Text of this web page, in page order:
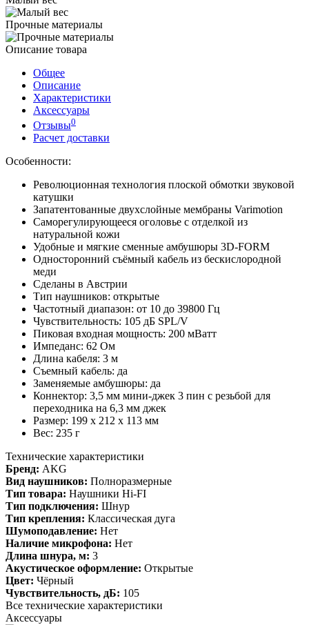
Прочные материалы
Описание товара
Общее
Описание
Характеристики
Аксессуары
Отзывы0
Расчет доставки
Особенности:
Революционная технология плоской обмотки звуковой
катушки
Запатентованные двухслойные мембраны Varimotion
Cаморегулирующееся оголовье с отделкой из
натуральной кожи
Удобные и мягкие сменные амбушюры 3D-FORM
Односторонний съёмный кабель из бескислородной
меди
Сделаны в Австрии
Тип наушников: открытые
Частотный диапазон: от 10 до 39800 Гц
Чувствительность: 105 дБ SPL/V
Пиковая входная мощность: 200 мВатт
Импеданс: 62 Ом
Длина кабеля: 3 м
Съемный кабель: да
Заменяемые амбушюры: да
Коннектор: 3,5 мм мини-джек 3 пин с резьбой для
переходника на 6,3 мм джек
Размер: 199 х 212 х 113 мм
Вес: 235 г
Технические характеристики
Бренд: AKG
Вид наушников: Полноразмерные
Тип товара: Наушники Hi-FI
Тип подключения: Шнур
Тип крепления: Классическая дуга
Шумоподавление: Нет
Наличие микрофона: Нет
Длина шнура, м: 3
Акустическое оформление: Открытые
Цвет: Чёрный
Чувствительность, дБ: 105
Все технические характеристики
Аксессуары